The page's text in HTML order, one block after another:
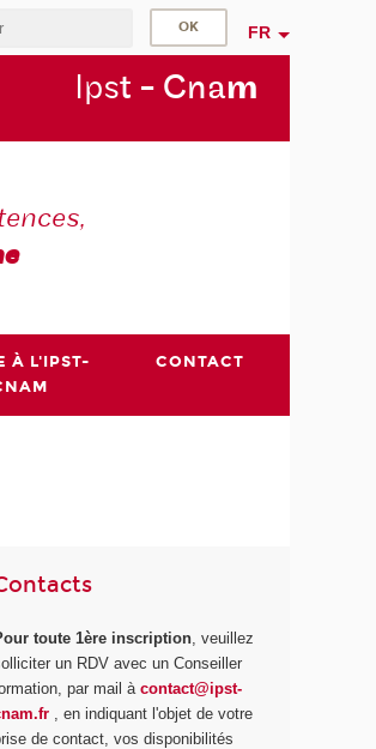
FR
Ipst - Cnam
À L'IPST-
CONTACT
toute 1ère inscription , veuillez
un RDV avec un Conseiller
par mail àcontact@ipst-
, en indiquant l'objet de votre
de contact, vos disponibilités